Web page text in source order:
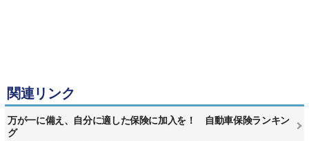
関連リンク
万が一に備え、自分に適した保険に加入を！ 自動車保険ランキン
グ